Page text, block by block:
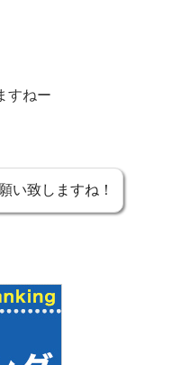
すねー
い致しますね！